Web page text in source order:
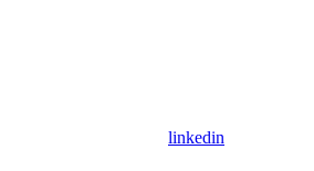
linkedin